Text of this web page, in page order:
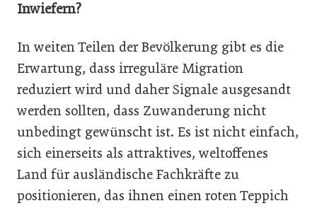
Inwiefern?
In weiten Teilen der Bevölkerung gibt es die
Erwartung, dass irreguläre Migration
reduziert wird und daher Signale ausgesandt
werden sollten, dass Zuwanderung nicht
unbedingt gewünscht ist. Es ist nicht einfach,
sich einerseits als attraktives, weltoffenes
Land für ausländische Fachkräfte zu
positionieren, das ihnen einen roten Teppich